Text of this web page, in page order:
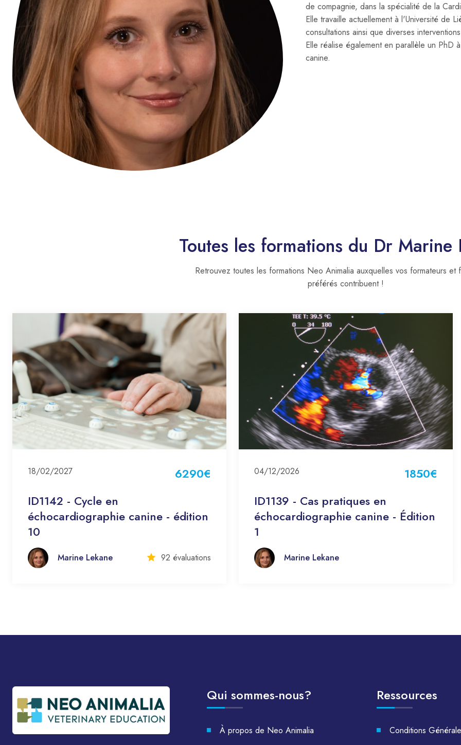
de compagnie, dans la spécialité de la
Elle travaille actuellement à l'Université de
consultations ainsi que diverses
Elle réalise également en parallèle un PhD
canine.
Toutes les formations du Dr Marine
Retrouvez toutes les formations Neo Animalia auxquelles vos formateurs et
préférés contribuent !
18/02/2027
6290€
ID1142 - Cycle en
échocardiographie canine - édition
10
Marine Lekane 92 évaluations
04/12/2026
1850€
ID1139 - Cas pratiques en
échocardiographie canine - Édition
1
Marine Lekane
Qui sommes-nous?
À propos de Neo Animalia
Ressources
Conditions